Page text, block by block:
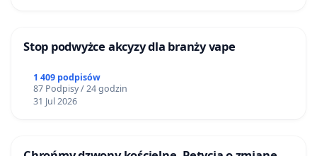
Stop podwyżce akcyzy dla branży vape
1 409 podpisów
87 Podpisy / 24 godzin
31 Jul 2026